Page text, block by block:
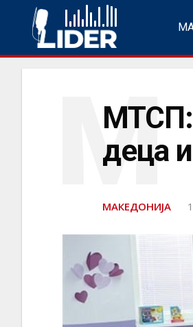
МТСП:
деца
М
МАКЕДОНИЈА